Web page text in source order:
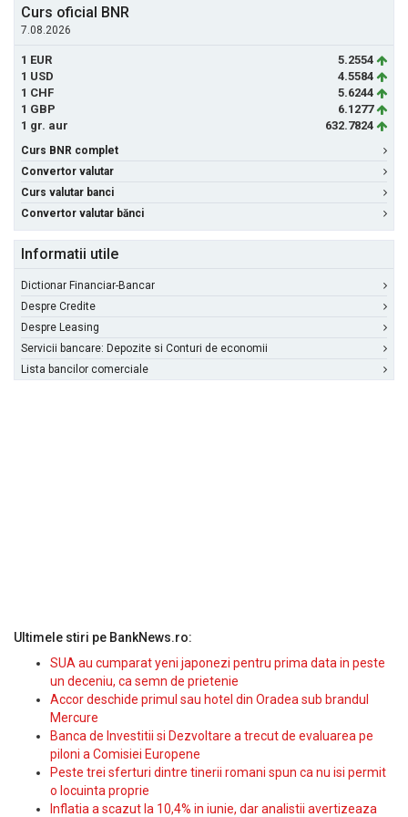
Curs oficial BNR
7.08.2026
1 EUR
5.2554
1 USD
4.5584
1 CHF
5.6244
1 GBP
6.1277
1 gr. aur
632.7824
Curs BNR complet
Convertor valutar
Curs valutar banci
Convertor valutar bănci
Informatii utile
Dictionar Financiar-Bancar
Despre Credite
Despre Leasing
Servicii bancare: Depozite si Conturi de economii
Lista bancilor comerciale
Ultimele stiri pe BankNews.ro:
SUA au cumparat yeni japonezi pentru prima data in peste
un deceniu, ca semn de prietenie
Accor deschide primul sau hotel din Oradea sub brandul
Mercure
Banca de Investitii si Dezvoltare a trecut de evaluarea pe
piloni a Comisiei Europene
Peste trei sferturi dintre tinerii romani spun ca nu isi permit
o locuinta proprie
Inflatia a scazut la 10,4% in iunie, dar analistii avertizeaza